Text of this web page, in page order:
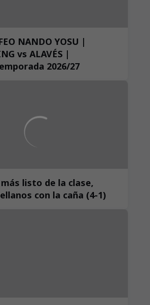
NANDO YOSU |
vs ALAVÉS |
2026/27
más listo de la clase,
con la caña (4-1)